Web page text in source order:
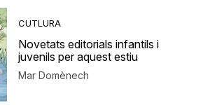
CUTLURA
Novetats editorials infantils i
juvenils per aquest estiu
Mar Domènech